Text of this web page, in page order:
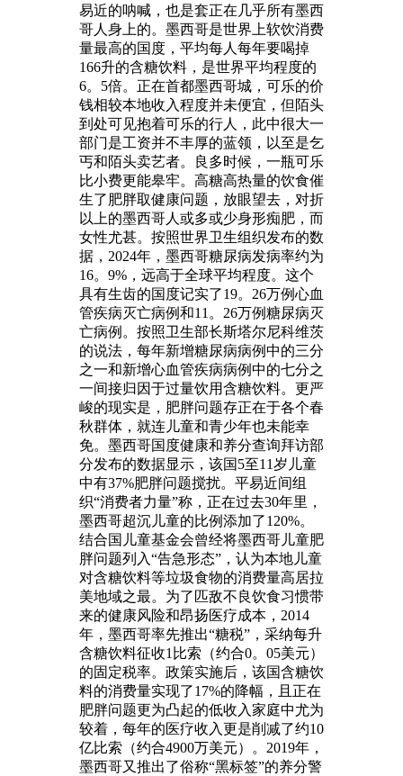
易近的呐喊，也是套正在几乎所有墨西
哥人身上的。墨西哥是世界上软饮消费
量最高的国度，平均每人每年要喝掉
166升的含糖饮料，是世界平均程度的
6。5倍。正在首都墨西哥城，可乐的价
钱相较本地收入程度并未便宜，但陌头
到处可见抱着可乐的行人，此中很大一
部门是工资并不丰厚的蓝领，以至是乞
丐和陌头卖艺者。良多时候，一瓶可乐
比小费更能皋牢。高糖高热量的饮食催
生了肥胖取健康问题，放眼望去，对折
以上的墨西哥人或多或少身形痴肥，而
女性尤甚。按照世界卫生组织发布的数
据，2024年，墨西哥糖尿病发病率约为
16。9%，远高于全球平均程度。这个
具有生齿的国度记实了19。26万例心血
管疾病灭亡病例和11。26万例糖尿病灭
亡病例。按照卫生部长斯塔尔尼科维茨
的说法，每年新增糖尿病病例中的三分
之一和新增心血管疾病病例中的七分之
一间接归因于过量饮用含糖饮料。更严
峻的现实是，肥胖问题存正在于各个春
秋群体，就连儿童和青少年也未能幸
免。墨西哥国度健康和养分查询拜访部
分发布的数据显示，该国5至11岁儿童
中有37%肥胖问题搅扰。平易近间组
织“消费者力量”称，正在过去30年里，
墨西哥超沉儿童的比例添加了120%。
结合国儿童基金会曾经将墨西哥儿童肥
胖问题列入“告急形态”，认为本地儿童
对含糖饮料等垃圾食物的消费量高居拉
美地域之最。为了匹敌不良饮食习惯带
来的健康风险和昂扬医疗成本，2014
年，墨西哥率先推出“糖税”，采纳每升
含糖饮料征收1比索（约合0。05美元）
的固定税率。政策实施后，该国含糖饮
料的消费量实现了17%的降幅，且正在
肥胖问题更为凸起的低收入家庭中尤为
较着，每年的医疗收入更是削减了约10
亿比索（约合4900万美元）。2019年，
墨西哥又推出了俗称“黑标签”的养分警